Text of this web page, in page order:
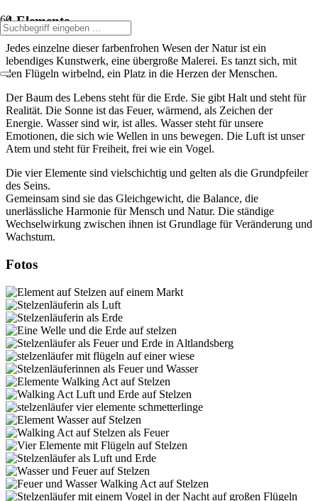
4 Elemente
Jedes einzelne dieser farbenfrohen Wesen der Natur ist ein
lebendiges Kunstwerk, eine übergroße Malerei. Es tanzt sich, mit
den Flügeln wirbelnd, ein Platz in die Herzen der Menschen.
Der Baum des Lebens steht für die Erde. Sie gibt Halt und steht für
Realität. Die Sonne ist das Feuer, wärmend, als Zeichen der
Energie. Wasser sind wir, ist alles. Wasser steht für unsere
Emotionen, die sich wie Wellen in uns bewegen. Die Luft ist unser
Atem und steht für Freiheit, frei wie ein Vogel.
Die vier Elemente sind vielschichtig und gelten als die Grundpfeiler
des Seins.
Gemeinsam sind sie das Gleichgewicht, die Balance, die
unerlässliche Harmonie für Mensch und Natur. Die ständige
Wechselwirkung zwischen ihnen ist Grundlage für Veränderung und
Wachstum.
Fotos